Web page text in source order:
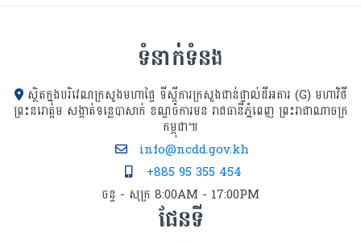
ទំនាក់ទំនង
ស្ថិតក្នុងបរិវេណក្រសួងមហាផ្ទៃ ទីស្ដីការក្រសួង​ជាន់ផ្ទាល់ដីអគារ (G) មហាវិថី
ព្រះនរោត្តម សង្កាត់ទន្លេបាសាក់ ខណ្ឌចំការមន រាជធានីភ្នំពេញ ព្រះរាជាណាចក្រ
កម្ពុជា៕
info@ncdd.gov.kh
+885 95 355 454
ចន្ទ - សុក្រ 8:00AM - 17:00PM
ផែនទី